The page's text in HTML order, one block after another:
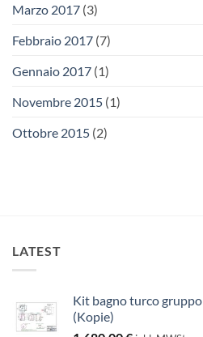
Marzo 2017 (3)
Febbraio 2017 (7)
Gennaio 2017 (1)
Novembre 2015 (1)
Ottobre 2015 (2)
LATEST
Kit bagno turco
(Kopie)